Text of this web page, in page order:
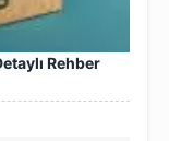
Rehber